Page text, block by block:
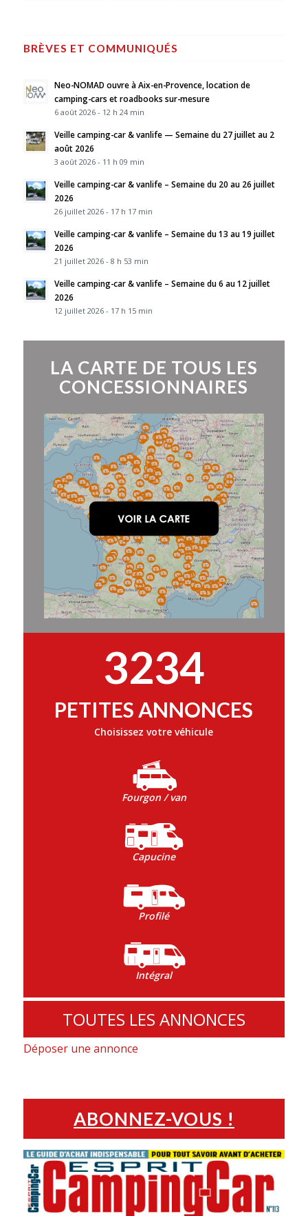
BRÈVES ET COMMUNIQUÉS
Neo-NOMAD ouvre à Aix-en-Provence, location de
camping-cars et roadbooks sur-mesure
6 août 2026 - 12 h 24 min
Veille camping-car & vanlife — Semaine du 27 juillet au 2
août 2026
3 août 2026 - 11 h 09 min
Veille camping-car & vanlife – Semaine du 20 au 26 juillet
2026
26 juillet 2026 - 17 h 17 min
Veille camping-car & vanlife – Semaine du 13 au 19 juillet
2026
21 juillet 2026 - 8 h 53 min
Veille camping-car & vanlife – Semaine du 6 au 12 juillet
2026
12 juillet 2026 - 17 h 15 min
LA CARTE DE TOUS LES
CONCESSIONNAIRES
3234
PETITES ANNONCES
Choisissez votre véhicule
Fourgon / van
Capucine
Profilé
Intégral
TOUTES LES ANNONCES
Déposer une annonce
ABONNEZ-VOUS !